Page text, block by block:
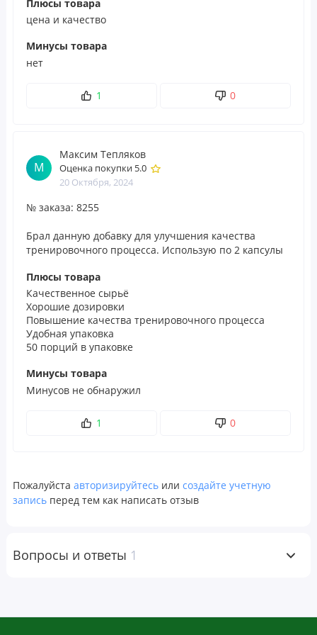
предупреждениями и инструкциями по использованию
исключительно на информацию, представленную на
сайте POLEZNOO.RU. Обратите внимание, что
выполнены с использованием машинного перевода.
нашими лингвистами в самое ближайшее время.
Посетить веб-сайт производителя
Плюсы товара
цена и качество
Минусы товара
нет
1 0
М
Максим Тепляков
Оценка покупки 5.0
20 Октября, 2024
№ заказа: 8255
Брал данную добавку для улучшения качества
тренировочного процесса. Использую по 2 капсулы
Плюсы товара
Качественное сырьё
Хорошие дозировки
Повышение качества тренировочного процесса
Удобная упаковка
50 порций в упаковке
Минусы товара
Минусов не обнаружил
1 0
Пожалуйста авторизируйтесь или создайте учетную
запись перед тем как написать отзыв
Вопросы и ответы 1